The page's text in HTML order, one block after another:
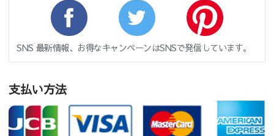
SNS 最新情報、お得なキャンペーンはSNSで発信しています。
支払い方法